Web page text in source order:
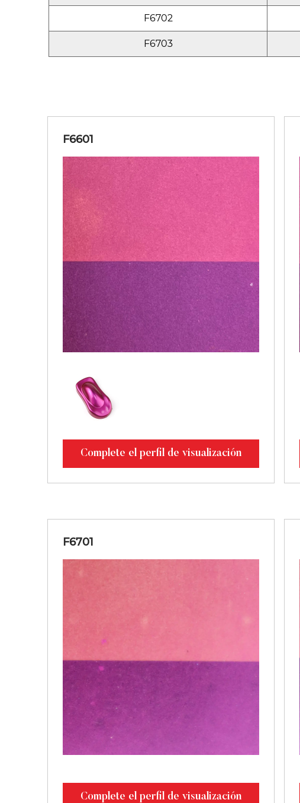
F6702
F6703
F6601
Complete el perfil de visualización
F6701
Complete el perfil de visualización